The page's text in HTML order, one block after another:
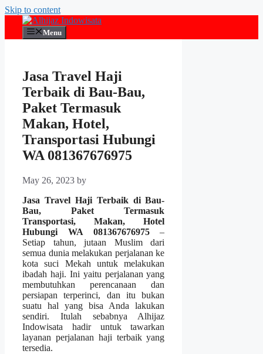
Skip to content
Menu
Jasa Travel Haji
Terbaik di Bau-Bau,
Paket Termasuk
Makan, Hotel,
Transportasi Hubungi
WA 081367676975
May 26, 2023 by
Jasa Travel Haji Terbaik di Bau-
Bau, Paket Termasuk
Transportasi, Makan, Hotel
Hubungi WA 081367676975–
Setiap tahun, jutaan Muslim dari
semua dunia melakukan perjalanan ke
kota suci Mekah untuk melakukan
ibadah haji. Ini yaitu perjalanan yang
membutuhkan perencanaan dan
persiapan terperinci, dan itu bukan
suatu hal yang bisa Anda lakukan
sendiri. Itulah sebabnya Alhijaz
Indowisata hadir untuk tawarkan
layanan perjalanan haji terbaik yang
tersedia.